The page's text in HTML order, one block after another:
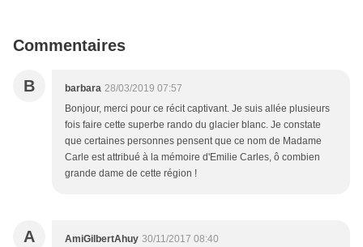
Commentaires
B barbara 28/03/2019 07:57
Bonjour, merci pour ce récit captivant. Je suis allée plusieurs
fois faire cette superbe rando du glacier blanc. Je constate
que certaines personnes pensent que ce nom de Madame
Carle est attribué à la mémoire d'Emilie Carles, ô combien
grande dame de cette région !
A AmiGilbertAhuy 30/11/2017 08:40